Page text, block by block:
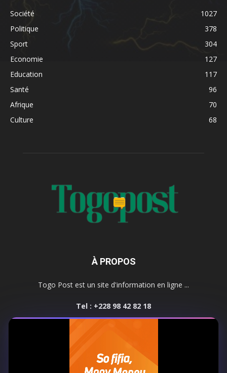
Société
1027
Politique
378
Sport
304
Economie
127
Education
117
Santé
96
Afrique
70
Culture
68
À PROPOS
Togo Post est un site d'information en ligne ...
Tel : +228 98 42 82 18
SUIVEZ NOUS